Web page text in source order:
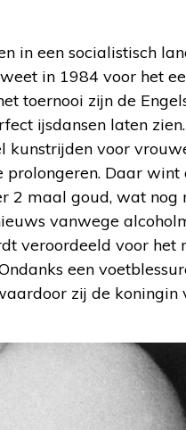
in een socialistisch
in 1984 voor het
toernooi zijn de
ijsdansen laten
kunstrijden voor
prolongeren. Daar
2 maal goud, wat nog
vanwege
veroordeeld voor het
een
zij de